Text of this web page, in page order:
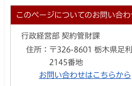
このページについてのお問い合
行政経営部 契約管財課
住所： 〒326-8601 栃木県足
2145番地
お問い合わせはこちらから